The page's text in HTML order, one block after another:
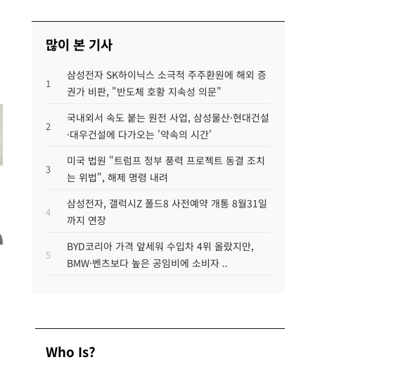
많이 본 기사
1
삼성전자 SK하이닉스 소극적 주주환원에 해외 증
권가 비판, "반도체 호황 지속성 의문"
2
국내외서 속도 붙는 원전 사업, 삼성물산·현대건설
·대우건설에 다가오는 '약속의 시간'
3
미국 법원 "트럼프 정부 풍력 프로젝트 동결 조치
는 위법", 해제 명령 내려
4
삼성전자, 갤럭시Z 폴드8 사전예약 개통 8월31일
까지 연장
5
BYD코리아 가격 앞세워 수입차 4위 올랐지만,
BMW·벤츠보다 높은 공임비에 소비자 ..
Who Is?